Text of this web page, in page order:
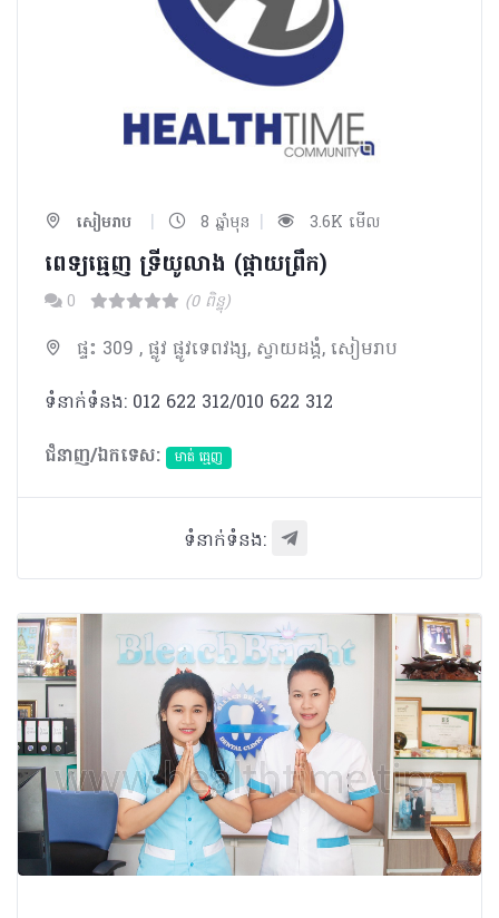
សៀមរាប | 8 ឆ្នាំមុន | 3.6K មើល
ពេទ្យធ្មេញ ទ្រីយូលាង (ផ្កាយព្រឹក)
0 (0 ពិន្ទុ)
ផ្ទះ 309 , ផ្លូវ ផ្លូវទេពវង្ស, ស្វាយដង្គំ, សៀមរាប
ទំនាក់ទំនង: 012 622 312/010 622 312
ជំនាញ/ឯកទេស:
មាត់ ធ្មេញ
ទំនាក់ទំនង: